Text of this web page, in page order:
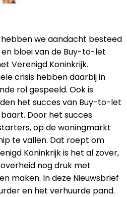
hebben we aandacht besteed
bloei van de Buy-to-let
Verenigd Koninkrijk.
crisis hebben daarbij in
rol gespeeld. Ook is
het succes van Buy-to-let
Door het succes
op de woningmarkt
te vallen. Dat roept om
Koninkrijk is het al zover,
nog druk met
maken. In deze Nieuwsbrief
en het verhuurde pand.